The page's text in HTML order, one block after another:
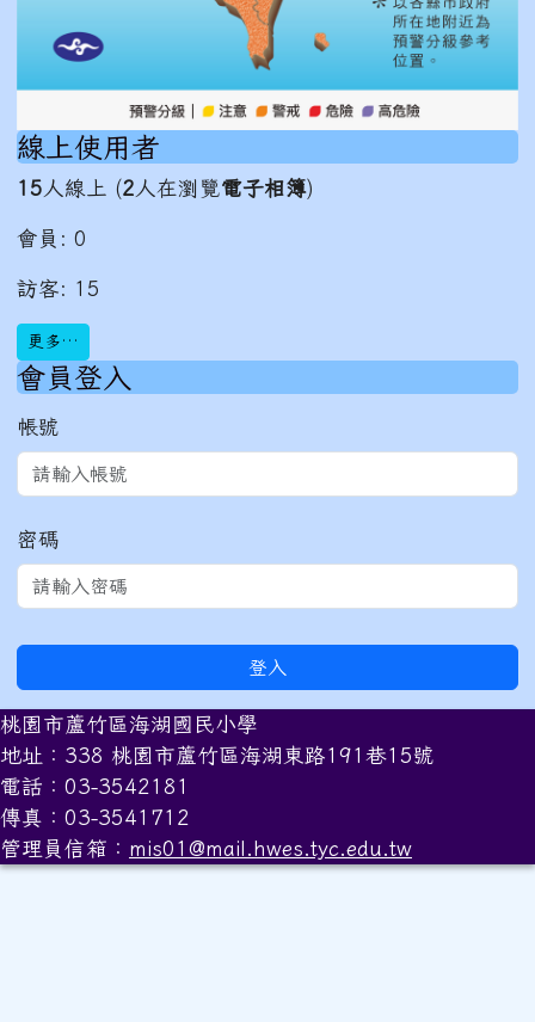
線上使用者
15 人線上 (2 人在瀏覽電子相簿)
會員: 0
訪客: 15
更多…
會員登入
帳號
密碼
登入
桃園市蘆竹區海湖國民小學
地址：338 桃園市蘆竹區海湖東路191巷15號
電話：03-3542181
傳真：03-3541712
管理員信箱： mis01@mail.hwes.tyc.edu.tw